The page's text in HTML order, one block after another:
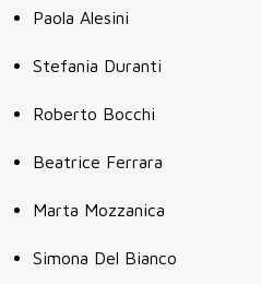
Paola Alesini
Stefania Duranti
Roberto Bocchi
Beatrice Ferrara
Marta Mozzanica
Simona Del Bianco